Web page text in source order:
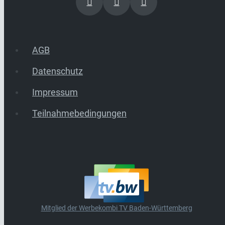
AGB
Datenschutz
Impressum
Teilnahmebedingungen
Mitglied der Werbekombi TV Baden-Württemberg